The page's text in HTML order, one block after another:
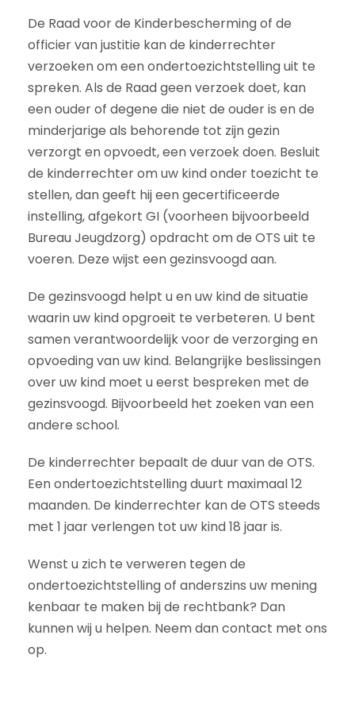
De Raad voor de Kinderbescherming of de
officier van justitie kan de kinderrechter
verzoeken om een ondertoezichtstelling uit te
spreken. Als de Raad geen verzoek doet, kan
een ouder of degene die niet de ouder is en de
minderjarige als behorende tot zijn gezin
verzorgt en opvoedt, een verzoek doen. Besluit
de kinderrechter om uw kind onder toezicht te
stellen, dan geeft hij een gecertificeerde
instelling, afgekort GI (voorheen bijvoorbeeld
Bureau Jeugdzorg) opdracht om de OTS uit te
voeren. Deze wijst een gezinsvoogd aan.
De gezinsvoogd helpt u en uw kind de situatie
waarin uw kind opgroeit te verbeteren. U bent
samen verantwoordelijk voor de verzorging en
opvoeding van uw kind. Belangrijke beslissingen
over uw kind moet u eerst bespreken met de
gezinsvoogd. Bijvoorbeeld het zoeken van een
andere school.
De kinderrechter bepaalt de duur van de OTS.
Een ondertoezichtstelling duurt maximaal 12
maanden. De kinderrechter kan de OTS steeds
met 1 jaar verlengen tot uw kind 18 jaar is.
Wenst u zich te verweren tegen de
ondertoezichtstelling of anderszins uw mening
kenbaar te maken bij de rechtbank? Dan
kunnen wij u helpen. Neem dan contact met ons
op.